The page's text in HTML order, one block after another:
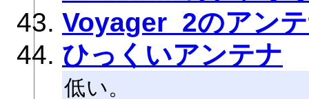
Voyager_2のアン
ひっくいアンテナ
低い。